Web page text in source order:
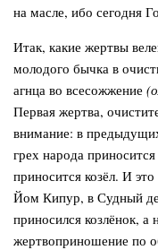
на масле, ибо сегодня
Итак, какие жертвы
молодого бычка в
агнца во всесожжение
Первая жертва,
внимание: в
грех народа
приносится козёл. И
Йом Кипур, в Судный
приносился козлёнок,
жертвоприношение по